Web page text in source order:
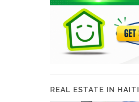
REAL ESTATE IN HAITI